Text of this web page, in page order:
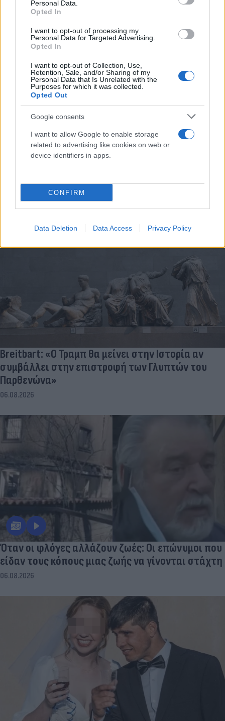
Personal Data.
Opted In
I want to opt-out of processing my
Personal Data for Targeted Advertising.
Opted In
I want to opt-out of Collection, Use,
Retention, Sale, and/or Sharing of my
Personal Data that Is Unrelated with the
Purposes for which it was collected.
Opted Out
Google consents
I want to allow Google to enable storage
related to advertising like cookies on web or
device identifiers in apps.
CONFIRM
Data Deletion Data Access Privacy Policy
ηλικιωμένου που βρέθηκε σε καταψύκτη
06.08.2026
Breitbart: «Ο Τραμπ θα μείνει στην Ιστορία αν
συμβάλλει στην επιστροφή των Γλυπτών του
Παρθενώνα»
06.08.2026
Όταν οι φλόγες αλλάζουν ζωές: Οι επώνυμοι που
είδαν τους κόπους μιας ζωής να γίνονται στάχτη
06.08.2026